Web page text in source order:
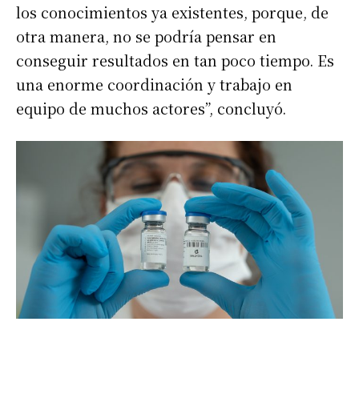
los conocimientos ya existentes, porque, de
otra manera, no se podría pensar en
conseguir resultados en tan poco tiempo. Es
una enorme coordinación y trabajo en
equipo de muchos actores”, concluyó.